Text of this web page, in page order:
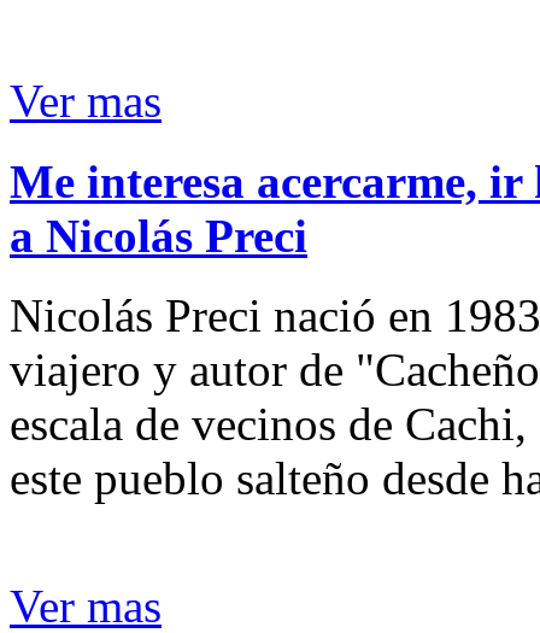
Ver mas
Me interesa acercarme,
a Nicolás Preci
Nicolás Preci nació en
viajero y autor de
escala de vecinos de
este pueblo salteño desde
Ver mas